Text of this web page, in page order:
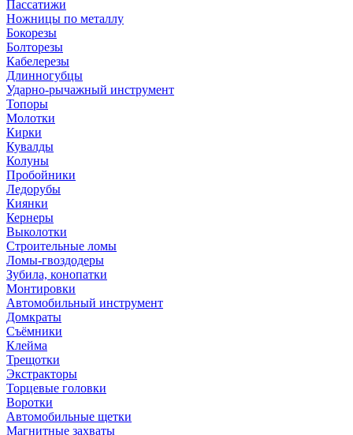
Пассатижи
Ножницы по металлу
Бокорезы
Болторезы
Кабелерезы
Длинногубцы
Ударно-рычажный инструмент
Топоры
Молотки
Кирки
Кувалды
Колуны
Пробойники
Ледорубы
Киянки
Кернеры
Выколотки
Строительные ломы
Ломы-гвоздодеры
Зубила, конопатки
Монтировки
Автомобильный инструмент
Домкраты
Съёмники
Клейма
Трещотки
Экстракторы
Торцевые головки
Воротки
Автомобильные щетки
Магнитные захваты